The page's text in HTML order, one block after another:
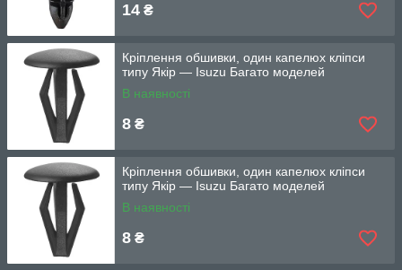
14 ₴
Кріплення обшивки, один капелюх кліпси
типу Якір — Isuzu Багато моделей
В наявності
8 ₴
Кріплення обшивки, один капелюх кліпси
типу Якір — Isuzu Багато моделей
В наявності
8 ₴